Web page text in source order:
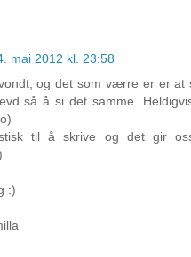
mai 2012 kl. 23:58
og det som værre er er at
så å si det samme.
til å skrive og det gir
:)